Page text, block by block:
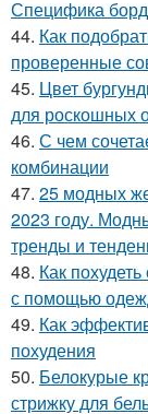
Специфика
44. Как
проверенные
45. Цвет
для роскошных
46. С чем
комбинации
47. 25 модных
2023 году.
тренды и
48. Как
с помощью
49. Как
похудения
50. Белокурые
стрижку для